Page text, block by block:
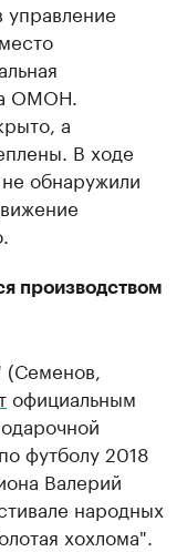
управление
ОМОН.
а
В ходе
обнаружили
производством
(Семенов,
официальным
футболу 2018
Валерий
народных
хохлома".